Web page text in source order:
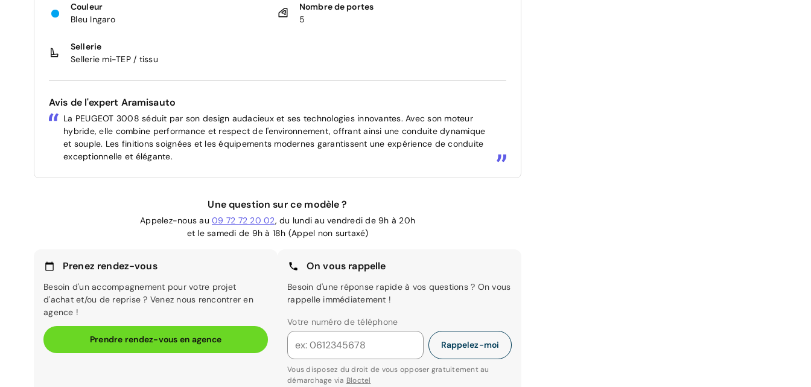
Couleur
Bleu Ingaro
Nombre de portes
5
Sellerie
Sellerie mi-TEP / tissu
Avis de l'expert Aramisauto
La PEUGEOT 3008 séduit par son design audacieux et ses technologies innovantes. Avec son moteur
hybride, elle combine performance et respect de l'environnement, offrant ainsi une conduite dynamique
et souple. Les finitions soignées et les équipements modernes garantissent une expérience de conduite
exceptionnelle et élégante.
Une question sur ce modèle ?
Appelez-nous au 09 72 72 20 02, du lundi au vendredi de 9h à 20h
et le samedi de 9h à 18h (Appel non surtaxé)
Prenez rendez-vous
Besoin d'un accompagnement pour votre projet
d'achat et/ou de reprise ? Venez nous rencontrer en
agence !
Prendre rendez-vous en agence
On vous rappelle
Besoin d'une réponse rapide à vos questions ? On vous
rappelle immédiatement !
Votre numéro de téléphone
Rappelez-moi
Vous disposez du droit de vous opposer gratuitement au
démarchage via Bloctel